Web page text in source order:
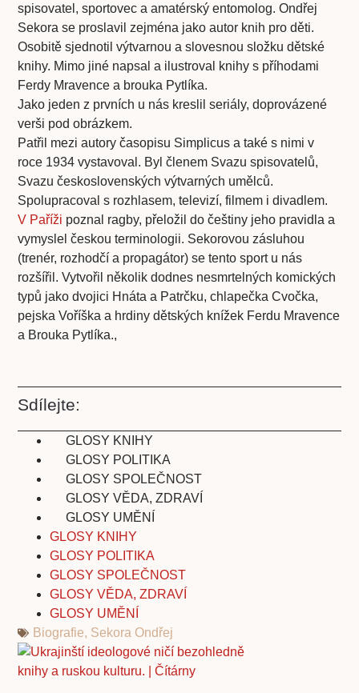
spisovatel, sportovec a amatérský entomolog. Ondřej
Sekora se proslavil zejména jako autor knih pro děti.
Osobitě sjednotil výtvarnou a slovesnou složku dětské
knihy. Mimo jiné napsal a ilustroval knihy s příhodami
Ferdy Mravence a brouka Pytlíka.
Jako jeden z prvních u nás kreslil seriály, doprovázené
verši pod obrázkem.
Patřil mezi autory časopisu Simplicus a také s nimi v
roce 1934 vystavoval. Byl členem Svazu spisovatelů,
Svazu československých výtvarných umělců.
Spolupracoval s rozhlasem, televizí, filmem i divadlem.
V Paříži poznal ragby, přeložil do češtiny jeho pravidla a
vymyslel českou terminologii. Sekorovou zásluhou
(trenér, rozhodčí a propagátor) se tento sport u nás
rozšířil. Vytvořil několik dodnes nesmrtelných komických
typů jako dvojici Hnáta a Patrčku, chlapečka Cvočka,
pejska Voříška a hrdiny dětských knížek Ferdu Mravence
a Brouka Pytlíka.,
Sdílejte:
GLOSY KNIHY
GLOSY POLITIKA
GLOSY SPOLEČNOST
GLOSY VĚDA, ZDRAVÍ
GLOSY UMĚNÍ
GLOSY KNIHY
GLOSY POLITIKA
GLOSY SPOLEČNOST
GLOSY VĚDA, ZDRAVÍ
GLOSY UMĚNÍ
Biografie, Sekora Ondřej